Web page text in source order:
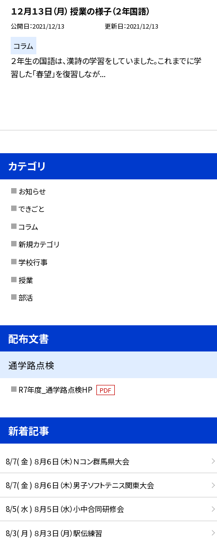
１２月１３日（月） 授業の様子（２年国語）
公開日 2021/12/13 更新日 2021/12/13
コラム
２年生の国語は、漢詩の学習をしていました。これまでに学
習した「春望」を復習しなが...
カテゴリ
お知らせ
できごと
コラム
新規カテゴリ
学校行事
授業
部活
配布文書
通学路点検
R7年度_通学路点検HP PDF
新着記事
8/7( 金 ) ８月６日（木）Ｎコン群馬県大会
8/7( 金 ) ８月６日（木）男子ソフトテニス関東大会
8/5( 水 ) ８月５日（水）小中合同研修会
8/3( 月 ) ８月３日（月）駅伝練習